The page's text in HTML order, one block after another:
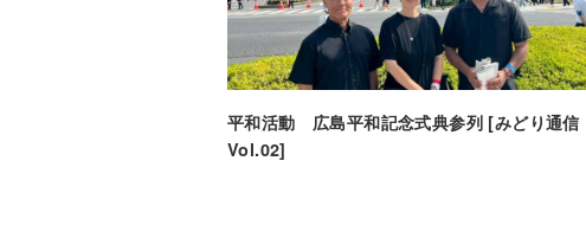
平和活動 広島平和記念式典参列 [みどり通信
Vol.02]